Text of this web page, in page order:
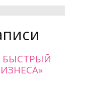
БЫСТРЫЙ